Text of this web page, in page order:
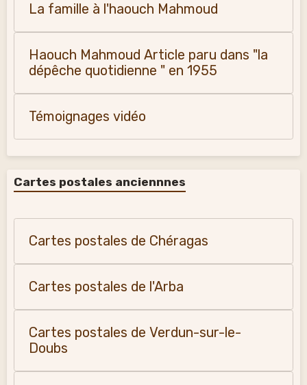
La famille à l'haouch Mahmoud
Haouch Mahmoud Article paru dans "la
dépêche quotidienne " en 1955
Témoignages vidéo
Cartes postales anciennnes
Cartes postales de Chéragas
Cartes postales de l'Arba
Cartes postales de Verdun-sur-le-
Doubs